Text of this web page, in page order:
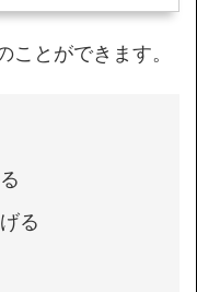
とができます。
る